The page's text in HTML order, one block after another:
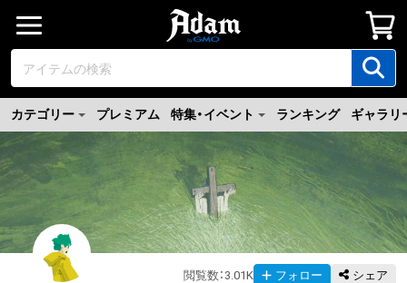
カテゴリー プレミアム 特集・イベント ランキング ギャラリ
閲覧数 ： 3.01K フォロー シェア